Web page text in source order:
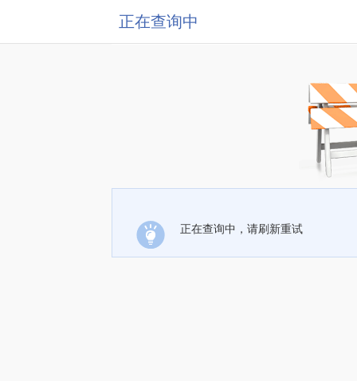
正在查询中
正在查询中，请刷新重试